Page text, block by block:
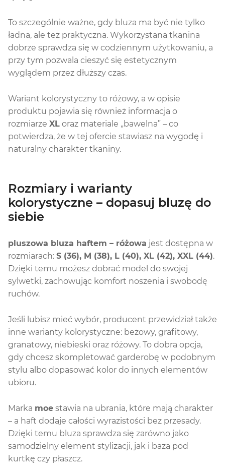
To szczególnie ważne, gdy bluza ma być nie tylko
ładna, ale też praktyczna. Wykorzystana tkanina
dobrze sprawdza się w codziennym użytkowaniu, a
przy tym pozwala cieszyć się estetycznym
wyglądem przez dłuższy czas.
Wariant kolorystyczny to różowy, a w opisie
produktu pojawia się również informacja o
rozmiarze XL oraz materiale „bawelna” – co
potwierdza, że w tej ofercie stawiasz na wygodę i
naturalny charakter tkaniny.
Rozmiary i warianty
kolorystyczne – dopasuj bluzę do
siebie
pluszowa bluza haftem – różowa jest dostępna w
rozmiarach: S (36), M (38), L (40), XL (42), XXL (44).
Dzięki temu możesz dobrać model do swojej
sylwetki, zachowując komfort noszenia i swobodę
ruchów.
Jeśli lubisz mieć wybór, producent przewidział także
inne warianty kolorystyczne: beżowy, grafitowy,
granatowy, niebieski oraz różowy. To dobra opcja,
gdy chcesz skompletować garderobę w podobnym
stylu albo dopasować kolor do innych elementów
ubioru.
Marka moe stawia na ubrania, które mają charakter
– a haft dodaje całości wyrazistości bez przesady.
Dzięki temu bluza sprawdza się zarówno jako
samodzielny element stylizacji, jak i baza pod
kurtkę czy płaszcz.